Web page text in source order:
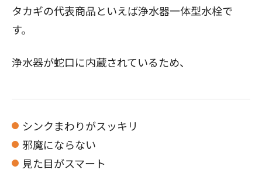
タカギの代表商品といえば浄水器一体型水栓で
す。
浄水器が蛇口に内蔵されているため、
シンクまわりがスッキリ
邪魔にならない
見た目がスマート